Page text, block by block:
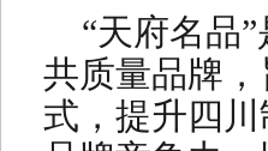
“天府名品
共质量品牌
式，提升四